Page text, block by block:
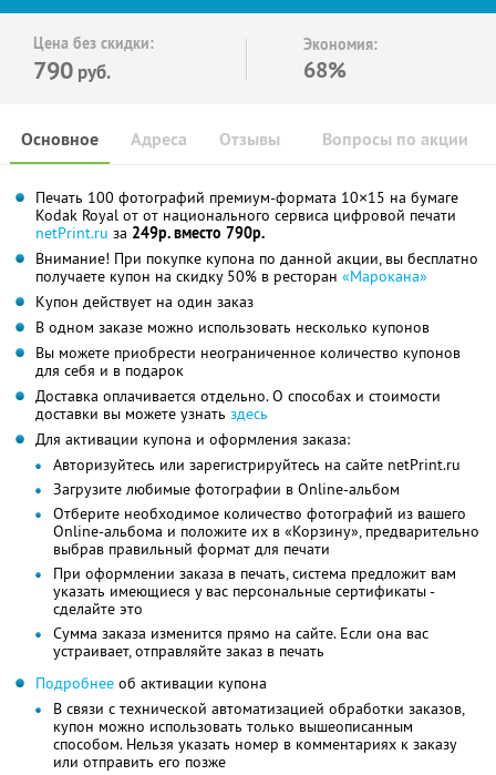
Цена без скидки:
790 руб.
Экономия:
68%
Основное Отзывы Вопросы по акции
Адреса
Печать 100 фотографий премиум-формата 10×15 на бумаге
Kodak Royal от от национального сервиса цифровой печати
netPrint.ru за 249р. вместо 790р.
Внимание! При покупке купона по данной акции, вы бесплатно
получаете купон на скидку 50% в ресторан «Марокана»
Купон действует на один заказ
В одном заказе можно использовать несколько купонов
Вы можете приобрести неограниченное количество купонов
для себя и в подарок
Доставка оплачивается отдельно. О способах и стоимости
доставки вы можете узнать здесь
Для активации купона и оформления заказа:
Авторизуйтесь или зарегистрируйтесь на сайте netPrint.ru
Загрузите любимые фотографии в Online-альбом
Отберите необходимое количество фотографий из вашего
Online-альбома и положите их в «Корзину», предварительно
выбрав правильный формат для печати
При оформлении заказа в печать, система предложит вам
указать имеющиеся у вас персональные сертификаты -
сделайте это
Сумма заказа изменится прямо на сайте. Если она вас
устраивает, отправляйте заказ в печать
Подробнее об активации купона
В связи с технической автоматизацией обработки заказов,
купон можно использовать только вышеописанным
способом. Нельзя указать номер в комментариях к заказу
или отправить его позже